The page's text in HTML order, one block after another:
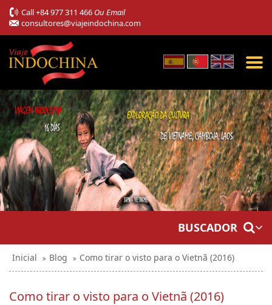
Call+84 977 311 466 Ou Email
consultores@viajeindochina.com
BUSCADOR
Inicial Blog Como tirar o visto para o Vietnã (2016)
Como tirar o visto para o Vietnã (2016)